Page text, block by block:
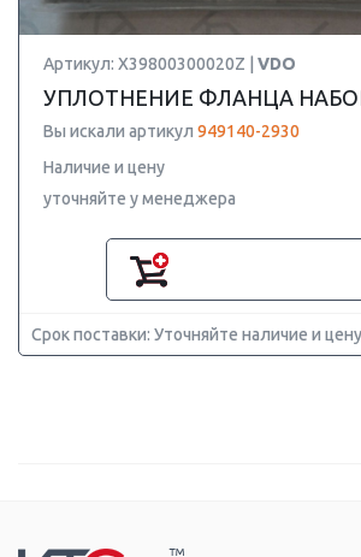
Артикул: X39800300020Z | VDO
УПЛОТНЕНИЕ ФЛАНЦА
Вы искали артикул 949140-2930
Наличие и цену
уточняйте у менеджера
Срок поставки: Уточняйте наличие и цену